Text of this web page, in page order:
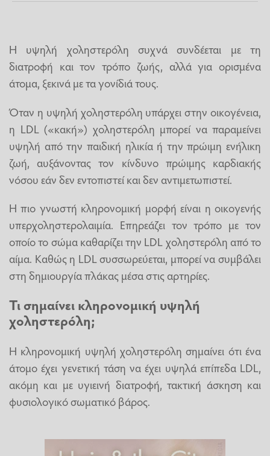
Η υψηλή χοληστερόλη συχνά συνδέεται με τη
διατροφή και τον τρόπο ζωής, αλλά για ορισμένα
άτομα, ξεκινά με τα γονίδιά τους.
Όταν η υψηλή χοληστερόλη υπάρχει στην οικογένεια,
η LDL («κακή») χοληστερόλη μπορεί να παραμείνει
υψηλή από την παιδική ηλικία ή την πρώιμη ενήλικη
ζωή, αυξάνοντας τον κίνδυνο πρώιμης καρδιακής
νόσου εάν δεν εντοπιστεί και δεν αντιμετωπιστεί.
Η πιο γνωστή κληρονομική μορφή είναι η οικογενής
υπερχοληστερολαιμία. Επηρεάζει τον τρόπο με τον
οποίο το σώμα καθαρίζει την LDL χοληστερόλη από το
αίμα. Καθώς η LDL συσσωρεύεται, μπορεί να συμβάλει
στη δημιουργία πλάκας μέσα στις αρτηρίες.
Τι σημαίνει κληρονομική υψηλή
χοληστερόλη;
Η κληρονομική υψηλή χοληστερόλη σημαίνει ότι ένα
άτομο έχει γενετική τάση να έχει υψηλά επίπεδα LDL,
ακόμη και με υγιεινή διατροφή, τακτική άσκηση και
φυσιολογικό σωματικό βάρος.